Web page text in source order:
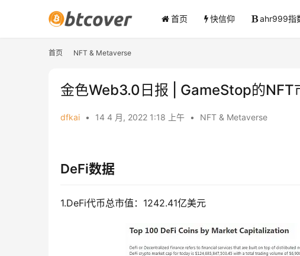
首页 快信仰 ahr999指
首页 NFT & Metaverse
金色Web3.0日报 | GameStop的NFT
dfkai • 14 4 月, 2022 1:18 上午 • NFT & Metaverse
DeFi数据
1.DeFi代币总市值：1242.41亿美元